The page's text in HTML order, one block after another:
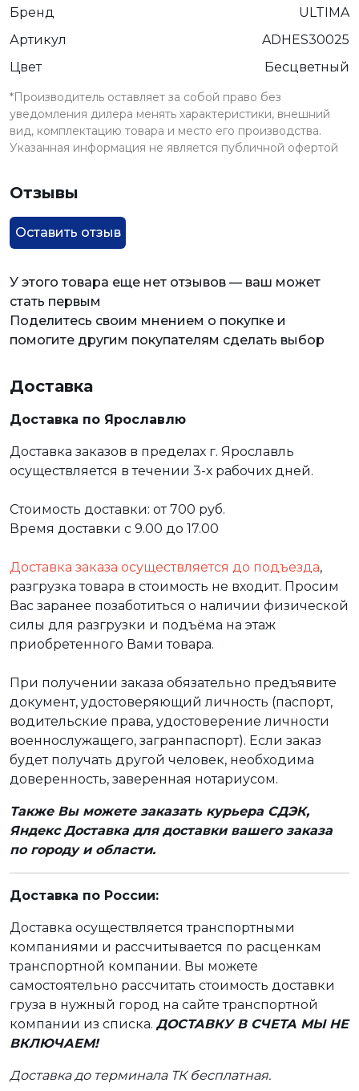
Бренд
ULTIMA
Артикул
ADHES30025
Цвет
Бесцветный
*Производитель оставляет за собой право без
уведомления дилера менять характеристики, внешний
вид, комплектацию товара и место его производства.
Указанная информация не является публичной офертой
Отзывы
Оставить отзыв
У этого товара еще нет отзывов — ваш может
стать первым
Поделитесь своим мнением о покупке и
помогите другим покупателям сделать выбор
Доставка
Доставка по Ярославлю
Доставка заказов в пределах г. Ярославль
осуществляется в течении 3-х рабочих дней.
Стоимость доставки: от 700 руб.
Время доставки с 9.00 до 17.00
Доставка заказа осуществляется до подъезда,
разгрузка товара в стоимость не входит. Просим
Вас заранее позаботиться о наличии физической
силы для разгрузки и подъёма на этаж
приобретенного Вами товара.
При получении заказа обязательно предъявите
документ, удостоверяющий личность (паспорт,
водительские права, удостоверение личности
военнослужащего, загранпаспорт). Если заказ
будет получать другой человек, необходима
доверенность, заверенная нотариусом.
Также Вы можете заказать курьера СДЭК,
Яндекс Доставка для доставки вашего заказа
по городу и области.
Доставка по России:
Доставка осуществляется транспортными
компаниями и рассчитывается по расценкам
транспортной компании. Вы можете
самостоятельно рассчитать стоимость доставки
груза в нужный город на сайте транспортной
компании из списка. ДОСТАВКУ В СЧЕТА МЫ НЕ
ВКЛЮЧАЕМ!
Доставка до терминала ТК бесплатная.